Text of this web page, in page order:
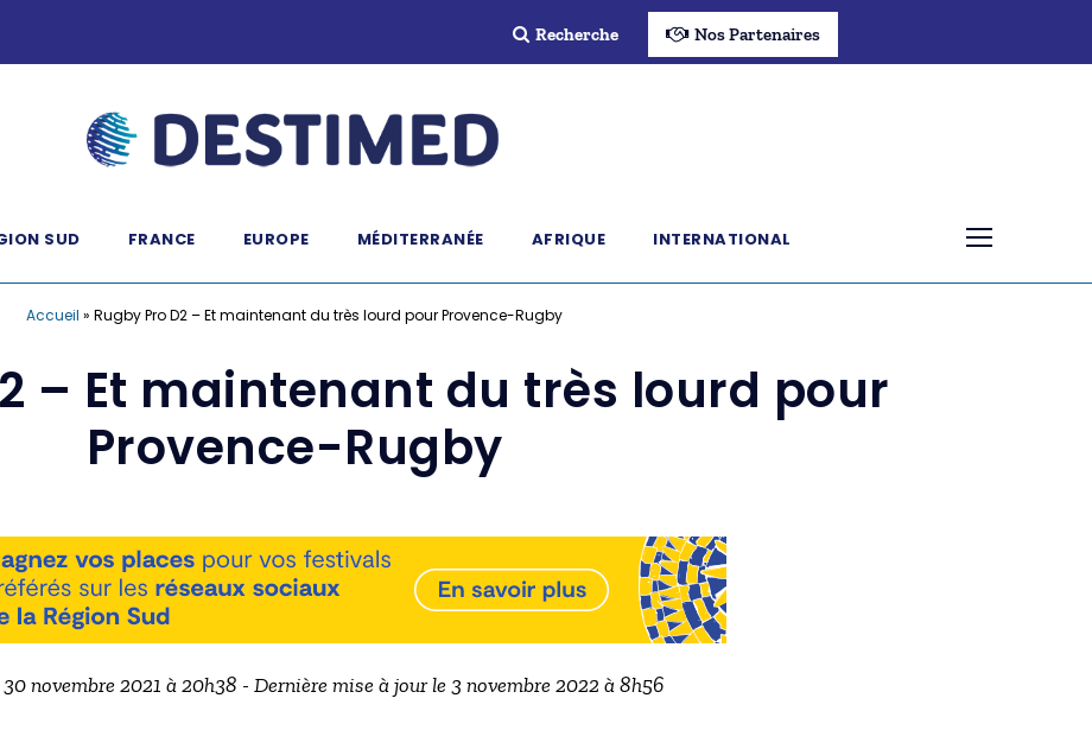
Recherche Nos Partenaires
SUD FRANCE EUROPE MÉDITERRANÉE AFRIQUE INTERNATIONAL
Accueil » Rugby Pro D2 – Et maintenant du très lourd pour Provence-Rugby
– Et maintenant du très lourd pour
Provence-Rugby
novembre 2021 à 20h38 - Dernière mise à jour le 3 novembre 2022 à 8h56